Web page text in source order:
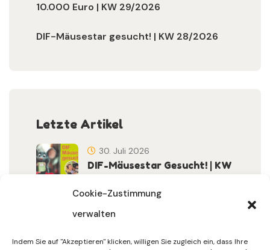
Cookie-Zustimmung
verwalten
Indem Sie auf "Akzeptieren" klicken, willigen Sie zugleich ein, dass Ihre
10.000 Euro | KW 29/2026
DIF-Mäusestar gesucht! | KW 28/2026
Letzte Artikel
DIF-Mäusestar Gesucht! | KW
30. Juli 2026
Sommerferien | KW 31/…
30. Juli 2026